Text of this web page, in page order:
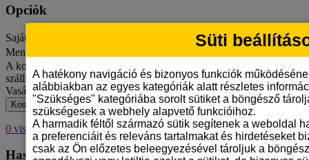
Opciók
Saját szöveget szeretnél rá? Írd ide
Mennyiség
A kosár jelenlegi értékével még 15 000 Ft hiányzik az ingyenes
szállításhoz MPL csomagpontra vagy automatába.
Vasárnap van – hétfőn adjuk fel.
Kosárba
0 visszajelzések/Visszajelzés írás
Hasonló Termékek
Süti
A hatékony navigáció és bizonyos funkciók
alábbiakban az egyes kategóriák alatt részletes
"Szükséges" kategóriába sorolt sütiket a böngésző
szükségesek a webhely alapvető funkcióihoz.
A harmadik féltől származó sütik segítenek a weboldal
a preferenciáit és releváns tartalmakat és hirdetéseket
csak az Ön előzetes beleegyezésével tároljuk a